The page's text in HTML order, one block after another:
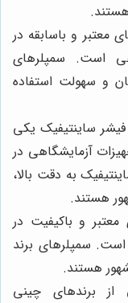
معتبر و باسابقه در
است. سمپلرهای
و سهولت استفاده
فیشر ساینتیفیک یکی
آزمایشگاهی در
به دقت بالا،
هستند.
معتبر و باکیفیت در
است. سمپلرهای برند
هستند.
برندهای چینی